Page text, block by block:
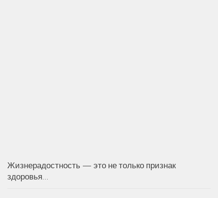
Жизнерадостность — это не только признак
здоровья…